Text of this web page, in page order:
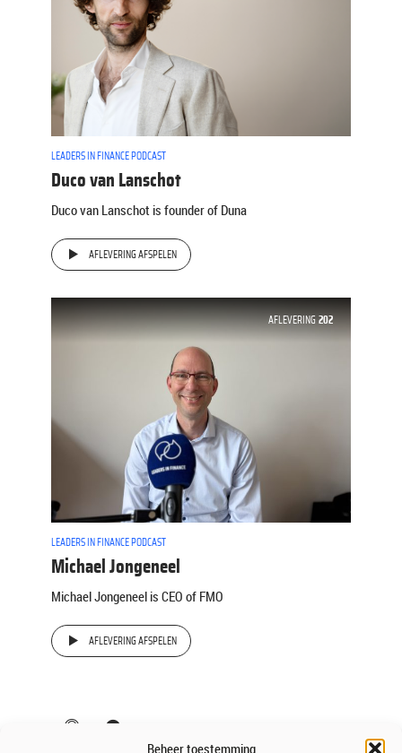
Beheer toestemming
LEADERS IN FINANCE PODCAST
Duco van Lanschot
Duco van Lanschot is founder of Duna
AFLEVERING AFSPELEN
AFLEVERING 202
LEADERS IN FINANCE PODCAST
Michael Jongeneel
Michael Jongeneel is CEO of FMO
AFLEVERING AFSPELEN